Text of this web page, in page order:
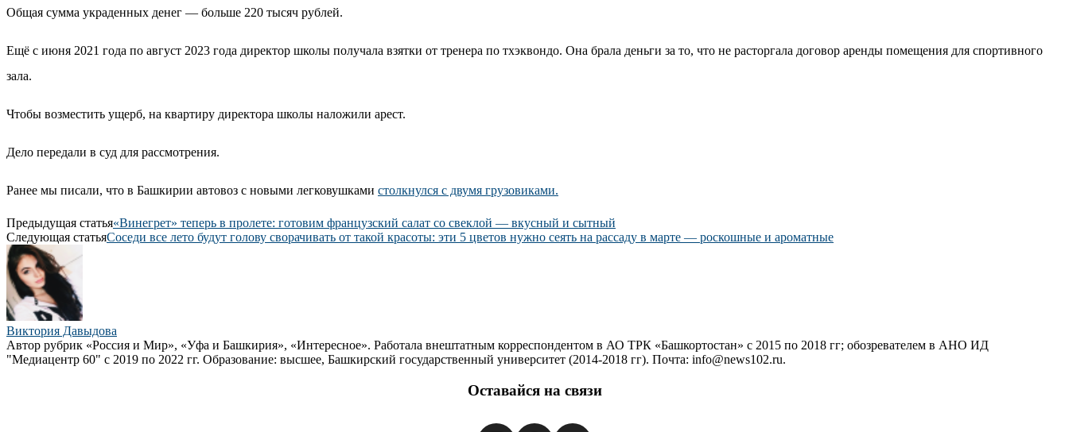
Общая сумма украденных денег — больше 220 тысяч рублей.
Ещё с июня 2021 года по август 2023 года директор школы получала взятки от тренера по тхэквондо. Она брала деньги за то, что не расторгала договор аренды помещения для спортивного
зала.
Чтобы возместить ущерб, на квартиру директора школы наложили арест.
Дело передали в суд для рассмотрения.
Ранее мы писали, что в Башкирии автовоз с новыми легковушками столкнулся с двумя грузовиками.
Предыдущая статья«Винегрет» теперь в пролете: готовим французский салат со свеклой — вкусный и сытный
Следующая статьяСоседи все лето будут голову сворачивать от такой красоты: эти 5 цветов нужно сеять на рассаду в марте — роскошные и ароматные
Виктория Давыдова
Автор рубрик «Россия и Мир», «Уфа и Башкирия», «Интересное». Работала внештатным корреспондентом в АО ТРК «Башкортостан» с 2015 по 2018 гг; обозревателем в АНО ИД
"Медиацентр 60" с 2019 по 2022 гг. Образование: высшее, Башкирский государственный университет (2014-2018 гг). Почта: info@news102.ru.
Оставайся на связи